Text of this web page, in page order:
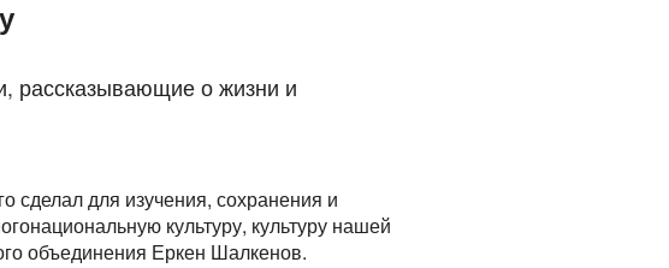
рассказывающие о жизни и
сделал для изучения, сохранения и
культуру, культуру нашей
объединения Еркен Шалкенов.